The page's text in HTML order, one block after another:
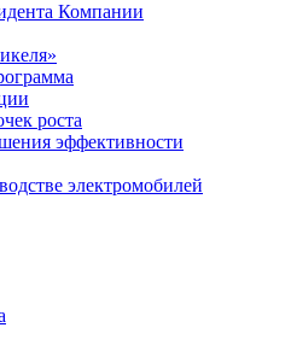
Компании
роста
эффективности
электромобилей